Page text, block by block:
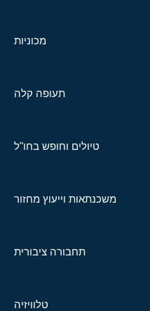
מכוניות
תעופה קלה
טיולים וחופש בחו"ל
משכנתאות וייעוץ מחזור
תחבורה ציבורית
טלוויזיה